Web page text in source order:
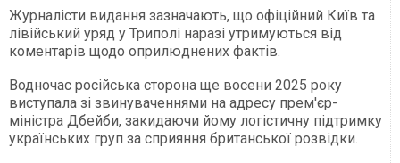
Журналісти видання зазначають, що офіційний Київ та
лівійський уряд у Триполі наразі утримуються від
коментарів щодо оприлюднених фактів.
Водночас російська сторона ще восени 2025 року
виступала зі звинуваченнями на адресу прем'єр-
міністра Дбейби, закидаючи йому логістичну підтримку
українських груп за сприяння британської розвідки.